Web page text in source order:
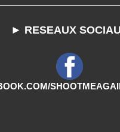
► RESEAUX